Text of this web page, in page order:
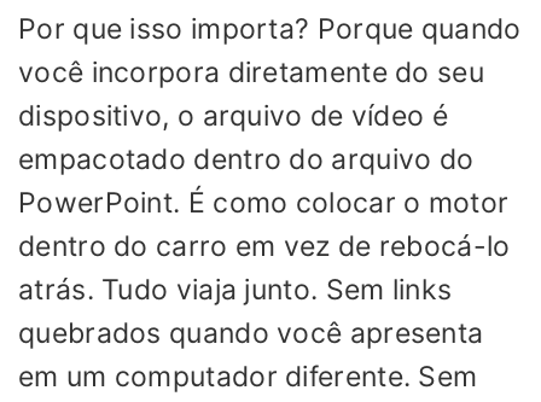
Por que isso importa? Porque quando
você incorpora diretamente do seu
dispositivo, o arquivo de vídeo é
empacotado dentro do arquivo do
PowerPoint. É como colocar o motor
dentro do carro em vez de rebocá-lo
atrás. Tudo viaja junto. Sem links
quebrados quando você apresenta
em um computador diferente. Sem